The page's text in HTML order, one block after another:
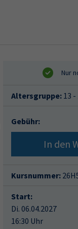
Altersgruppe: 13
Gebühr:
In den
Kursnummer:
Start:
Di. 06.04.2027
16:30 Uhr